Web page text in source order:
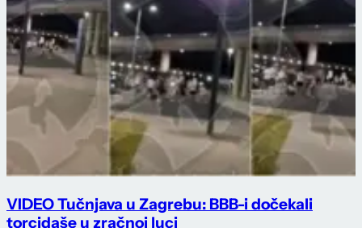
VIDEO Tučnjava u Zagrebu: BBB-i dočekali
torcidaše u zračnoj luci